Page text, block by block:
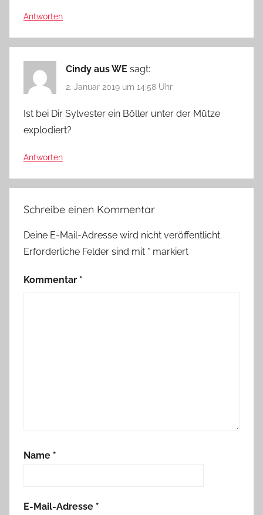
Antworten
Cindy aus WE sagt:
2. Januar 2019 um 14:58 Uhr
Ist bei Dir Sylvester ein Böller unter der Mütze
explodiert?
Antworten
Schreibe einen Kommentar
Deine E-Mail-Adresse wird nicht veröffentlicht.
Erforderliche Felder sind mit * markiert
Kommentar *
Name *
E-Mail-Adresse *